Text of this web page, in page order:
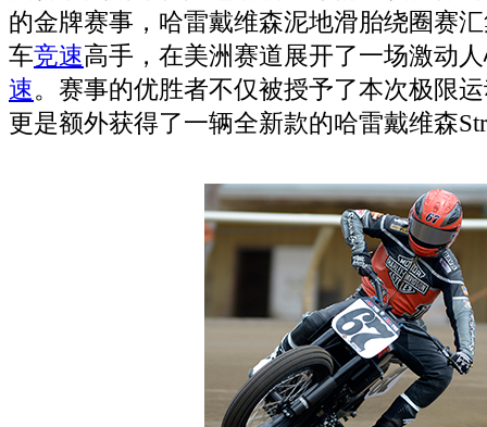
的金牌赛事，哈雷戴维森泥地滑胎绕圈赛
车竞速高手，在美洲赛道展开了一场激动
速。赛事的优胜者不仅被授予了本次极限
更是额外获得了一辆全新款的哈雷戴维森